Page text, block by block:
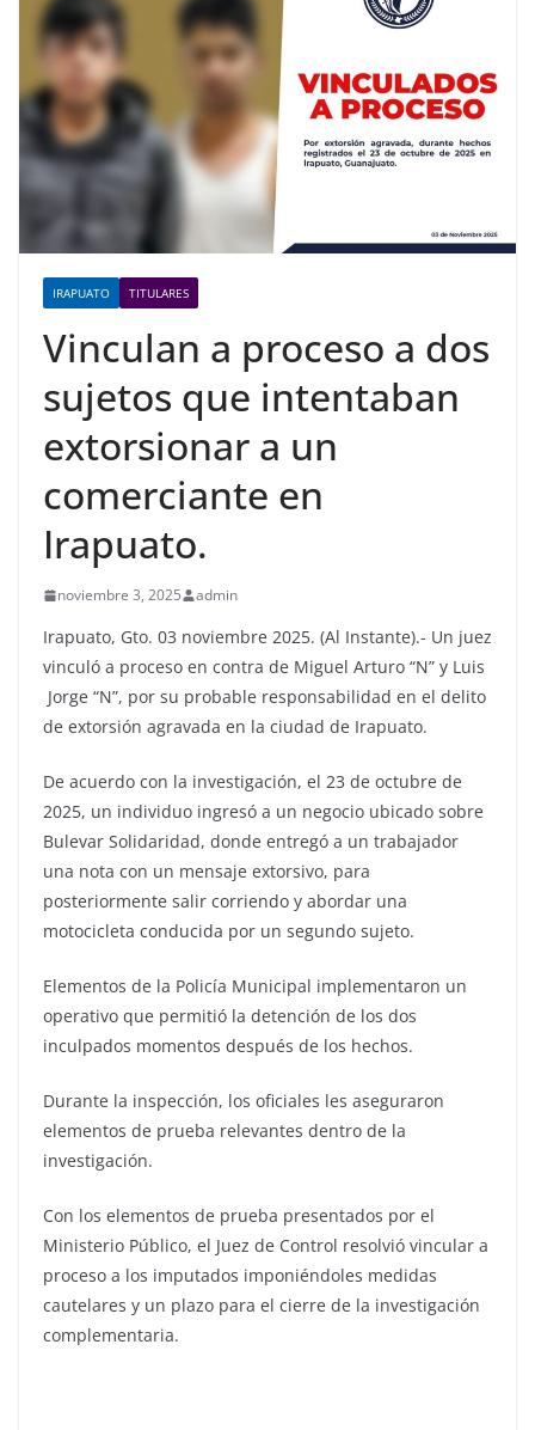
IRAPUATO TITULARES
Vinculan a proceso a dos
sujetos que intentaban
extorsionar a un
comerciante en
Irapuato.
noviembre 3, 2025 admin
Irapuato, Gto. 03 noviembre 2025. (Al Instante).- Un juez
vinculó a proceso en contra de Miguel Arturo “N” y Luis
Jorge “N”, por su probable responsabilidad en el delito
de extorsión agravada en la ciudad de Irapuato.
De acuerdo con la investigación, el 23 de octubre de
2025, un individuo ingresó a un negocio ubicado sobre
Bulevar Solidaridad, donde entregó a un trabajador
una nota con un mensaje extorsivo, para
posteriormente salir corriendo y abordar una
motocicleta conducida por un segundo sujeto.
Elementos de la Policía Municipal implementaron un
operativo que permitió la detención de los dos
inculpados momentos después de los hechos.
Durante la inspección, los oficiales les aseguraron
elementos de prueba relevantes dentro de la
investigación.
Con los elementos de prueba presentados por el
Ministerio Público, el Juez de Control resolvió vincular a
proceso a los imputados imponiéndoles medidas
cautelares y un plazo para el cierre de la investigación
complementaria.